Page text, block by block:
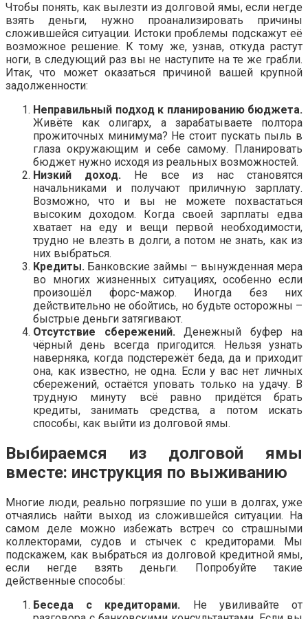
Чтобы понять, как вылезти из долговой ямы, если негде
взять деньги, нужно проанализировать причины
сложившейся ситуации. Истоки проблемы подскажут её
возможное решение. К тому же, узнав, откуда растут
ноги, в следующий раз вы не наступите на те же грабли.
Итак, что может оказаться причиной вашей крупной
задолженности:
Неправильный подход к планированию бюджета.
Живёте как олигарх, а зарабатываете полтора
прожиточных минимума? Не стоит пускать пыль в
глаза окружающим и себе самому. Планировать
бюджет нужно исходя из реальных возможностей.
Низкий доход.Не все из нас становятся
начальниками и получают приличную зарплату.
Возможно, что и вы не можете похвастаться
высоким доходом. Когда своей зарплаты едва
хватает на еду и вещи первой необходимости,
трудно не влезть в долги, а потом не знать, как из
них выбраться.
Кредиты. Банковские займы – вынужденная мера
во многих жизненных ситуациях, особенно если
произошёл форс-мажор. Иногда без них
действительно не обойтись, но будьте осторожны –
быстрые деньги затягивают.
Отсутствие сбережений.Денежный буфер на
чёрный день всегда пригодится. Нельзя узнать
наверняка, когда подстережёт беда, да и приходит
она, как известно, не одна. Если у вас нет личных
сбережений, остаётся уповать только на удачу. В
трудную минуту всё равно придётся брать
кредиты, занимать средства, а потом искать
способы, как выйти из долговой ямы.
Выбираемся из долговой ямы
вместе: инструкция по выживанию
Многие люди, реально погрязшие по уши в долгах, уже
отчаялись найти выход из сложившейся ситуации. На
самом деле можно избежать встреч со страшными
коллекторами, судов и стычек с кредиторами. Мы
подскажем, как выбраться из долговой кредитной ямы,
если негде взять деньги. Попробуйте такие
действенные способы:
Беседа с кредиторами. Не увиливайте от